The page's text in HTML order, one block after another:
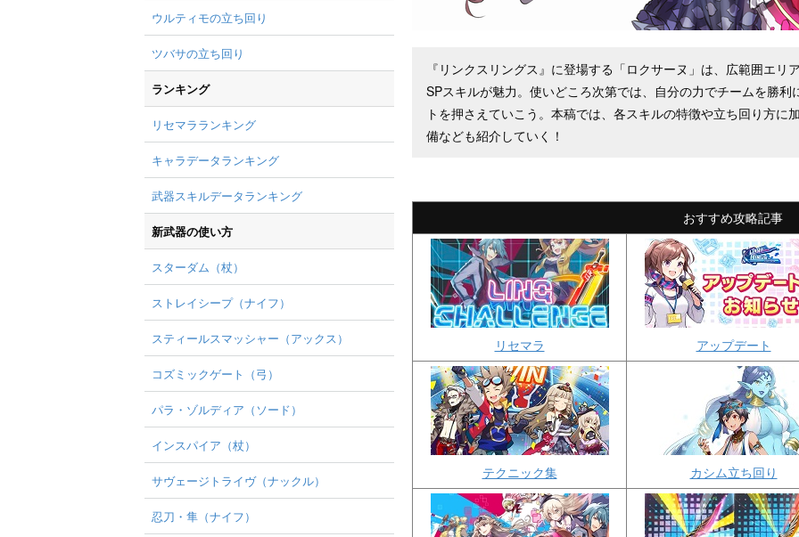
『リンクスリングス』に登場する「ロクサーヌ」は、広範囲エ
SPスキルが魅力。使いどころ次第では、自分の力でチームを勝
トを押さえていこう。本稿では、各スキルの特徴や立ち回り方に
備なども紹介していく！
おすすめ攻略記事
リセマラ アップデート
テクニック集 カシム立ち回り
ウルティモの立ち回り
ツバサの立ち回り
ランキング
リセマラランキング
キャラデータランキング
武器スキルデータランキング
新武器の使い方
スターダム（杖）
ストレイシープ（ナイフ）
スティールスマッシャー（アックス）
コズミックゲート（弓）
パラ・ゾルディア（ソード）
インスパイア（杖）
サヴェージトライヴ（ナックル）
忍刀・隼（ナイフ）